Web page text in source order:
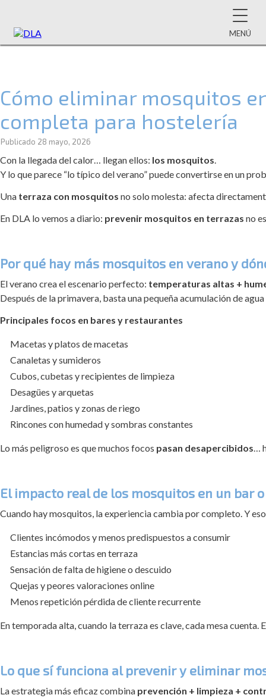
Cómo eliminar mosquitos
completa para hostelería
Publicado 28 mayo, 2026
Con la llegada del calor… llegan ellos: los mosquitos
Y lo que parece “lo típico del verano” puede convertirse en un
Una terraza con mosquitos no solo molesta: afecta
En DLA lo vemos a diario: prevenir mosquitos en terrazas no
Por qué hay más mosquitos en verano y
El verano crea el escenario perfecto: temperaturas altas +
Después de la primavera, basta una pequeña acumulación de
Principales focos en bares y restaurantes
Macetas y platos de macetas
Canaletas y sumideros
Cubos, cubetas y recipientes de limpieza
Desagües y arquetas
Jardines, patios y zonas de riego
Rincones con humedad y sombras constantes
Lo más peligroso es que muchos focos pasan desapercibidos …
El impacto real de los mosquitos en un bar
Cuando hay mosquitos, la experiencia cambia por completo. Y
Clientes incómodos y menos predispuestos a consumir
Estancias más cortas en terraza
Sensación de falta de higiene o descuido
Quejas y peores valoraciones online
Menos repetición pérdida de cliente recurrente
En temporada alta, cuando la terraza es clave, cada mesa
Lo que sí funciona al prevenir y eliminar
La estrategia más eficaz combina prevención + limpieza +
MENÚ